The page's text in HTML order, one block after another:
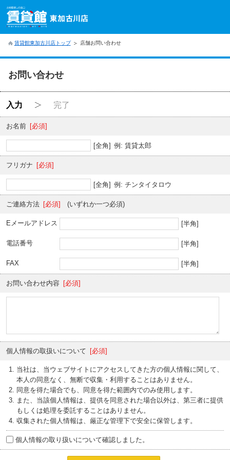
賃貸館東加古川店トップ 店舗お問い合わせ
お問い合わせ
入力 完了
お名前 [必須]
[全角] 例: 賃貸太郎
フリガナ [必須]
[全角] 例: チンタイタロウ
ご連絡方法 [必須] (いずれか一つ必須)
Eメールアドレス [半角]
電話番号 [半角]
FAX [半角]
お問い合わせ内容 [必須]
個人情報の取扱いについて [必須]
当社は、当ウェブサイトにアクセスしてきた方の個人情報に関して、
本人の同意なく、無断で収集・利用することはありません。
同意を得た場合でも、同意を得た範囲内でのみ使用します。
また、当該個人情報は、提供を同意された場合以外は、第三者に提供
もしくは処理を委託することはありません。
収集された個人情報は、厳正な管理下で安全に保管します。
個人情報の取り扱いについて確認しました。